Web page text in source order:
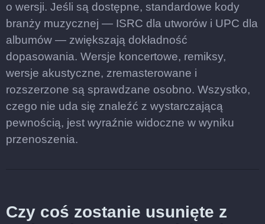
o wersji. Jeśli są dostępne, standardowe kody
branży muzycznej — ISRC dla utworów i UPC dla
albumów — zwiększają dokładność
dopasowania. Wersje koncertowe, remiksy,
wersje akustyczne, zremasterowane i
rozszerzone są sprawdzane osobno. Wszystko,
czego nie uda się znaleźć z wystarczającą
pewnością, jest wyraźnie widoczne w wyniku
przenoszenia.
Czy coś zostanie usunięte z